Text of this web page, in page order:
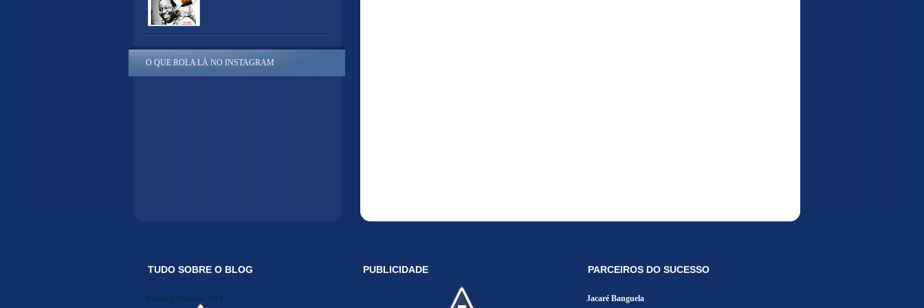
O QUE ROLA LÁ NO INSTAGRAM
TUDO SOBRE O BLOG
Midiakit Danosse 2014
PUBLICIDADE PARCEIROS DO SUCESSO
Jacaré Banguela